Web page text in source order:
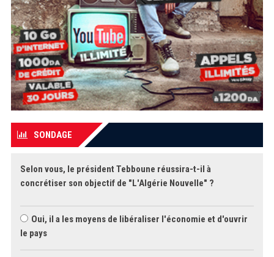
SONDAGE
Selon vous, le président Tebboune réussira-t-il à
concrétiser son objectif de "L'Algérie Nouvelle" ?
Oui, il a les moyens de libéraliser l'économie et d'ouvrir
le pays